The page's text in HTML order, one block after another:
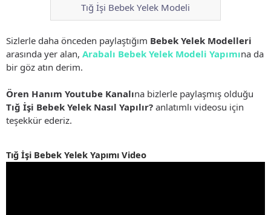
Tığ İşi Bebek Yelek Modeli
Sizlerle daha önceden paylaştığım Bebek Yelek Modelleri
arasında yer alan, Arabalı Bebek Yelek Modeli Yapımına da
bir göz atın derim.
Ören Hanım Youtube Kanalına bizlerle paylaşmış olduğu
Tığ İşi Bebek Yelek Nasıl Yapılır? anlatımlı videosu için
teşekkür ederiz.
Tığ İşi Bebek Yelek Yapımı Video